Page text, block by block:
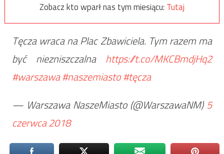
Zobacz kto wparł nas tym miesiącu: Tutaj
Tęcza wraca na Plac Zbawiciela. Tym razem ma
być niezniszczalna https://t.co/MKCBmdjHq2
#warszawa#naszemiasto#tęcza
— Warszawa NaszeMiasto (@WarszawaNM)5
czerwca 2018